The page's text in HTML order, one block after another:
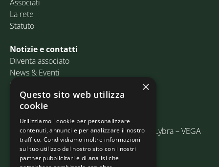
Associati
La rete
Statuto
Notizie e contatti
Diventa associato
News & Eventi
Contatti
Email:info@assosped.it
PEC: assospedvenezia@pec.fedespedi.it
Indirizzo: Via delle Industrie, 19/C Edificio Lybra – VEGA
30175 Marghera (VE)
×
Questo sito web utilizza
cookie
Utilizziamo i cookie per personalizzare
contenuti, annunci e per analizzare il nostro
traffico. Condividiamo inoltre informazioni
sul tuo utilizzo del nostro sito con i nostri
partner pubblicitari e di analisi che